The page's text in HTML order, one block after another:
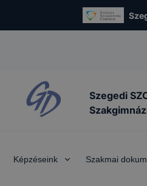
Szegedi
Képzéseink Szakmai